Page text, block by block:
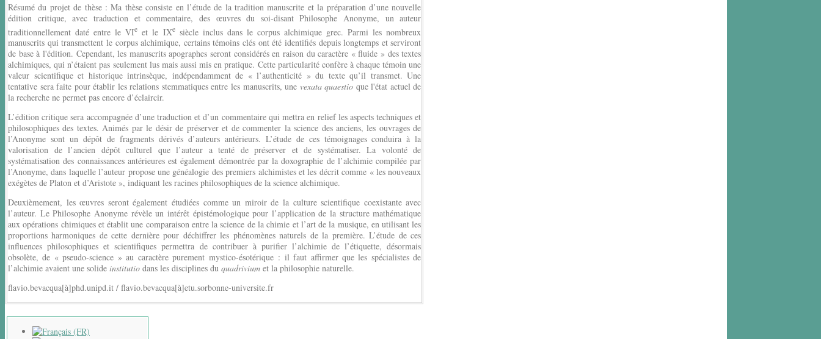
Résumé du projet de thèse : Ma thèse consiste en l’étude de la tradition manuscrite et la préparation d’une nouvelle
édition critique, avec traduction et commentaire, des œuvres du soi-disant Philosophe Anonyme, un auteur
traditionnellement daté entre le VIe et le IXesiècle inclus dans le corpus alchimique grec. Parmi les nombreux
manuscrits qui transmettent le corpus alchimique, certains témoins clés ont été identifiés depuis longtemps et serviront
de base à l'édition. Cependant, les manuscrits apographes seront considérés en raison du caractère « fluide » des textes
alchimiques, qui n’étaient pas seulement lus mais aussi mis en pratique. Cette particularité confère à chaque témoin une
valeur scientifique et historique intrinsèque, indépendamment de « l’authenticité » du texte qu’il transmet. Une
tentative sera faite pour établir les relations stemmatiques entre les manuscrits, une vexata quaestio que l'état actuel de
la recherche ne permet pas encore d’éclaircir.
L’édition critique sera accompagnée d’une traduction et d’un commentaire qui mettra en relief les aspects techniques et
philosophiques des textes. Animés par le désir de préserver et de commenter la science des anciens, les ouvrages de
l’Anonyme sont un dépôt de fragments dérivés d’auteurs antérieurs. L’étude de ces témoignages conduira à la
valorisation de l’ancien dépôt culturel que l’auteur a tenté de préserver et de systématiser. La volonté de
systématisation des connaissances antérieures est également démontrée par la doxographie de l’alchimie compilée par
l’Anonyme, dans laquelle l’auteur propose une généalogie des premiers alchimistes et les décrit comme « les nouveaux
exégètes de Platon et d’Aristote », indiquant les racines philosophiques de la science alchimique.
Deuxièmement, les œuvres seront également étudiées comme un miroir de la culture scientifique coexistante avec
l’auteur. Le Philosophe Anonyme révèle un intérêt épistémologique pour l’application de la structure mathématique
aux opérations chimiques et établit une comparaison entre la science de la chimie et l’art de la musique, en utilisant les
proportions harmoniques de cette dernière pour déchiffrer les phénomènes naturels de la première. L’étude de ces
influences philosophiques et scientifiques permettra de contribuer à purifier l’alchimie de l’étiquette, désormais
obsolète, de « pseudo-science » au caractère purement mystico-ésotérique : il faut affirmer que les spécialistes de
l’alchimie avaient une solide institutio dans les disciplines du quadrivium et la philosophie naturelle.
flavio.bevacqua[à]phd.unipd.it / flavio.bevacqua[à]etu.sorbonne-universite.fr